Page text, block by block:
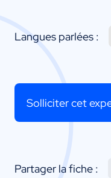
Langues parlées :
Solliciter cet
Partager la fiche :